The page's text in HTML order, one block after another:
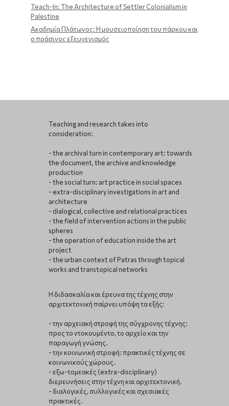
Teach-In: The Architecture of Settler Colonialism in
Palestine
Ακαδημία Πλάτωνος: Η μουσειοποίηση του πάρκου και
ο πράσινος εξευγενισμός
Teaching and research takes into
consideration:
- the archival turn in contemporary art: towards
the document, the archive and knowledge
production
- the social turn: art practice in social spaces
- extra-disciplinary investigations in art and
architecture
- dialogical, collective and relational practices
- the field of intervention actions in the public
spheres
- the operation of education inside the art
project
- the urban context of Patras through topical
works and transtopical networks
Η διδασκαλία και έρευνα της τέχνης στην
αρχιτεκτονική παίρνει υπόψη τα εξής:
- την αρχειακή στροφή της σύγχρονης τέχνης:
προς το ντοκουμέντο, το αρχείο και την
παραγωγή γνώσης.
- την κοινωνική στροφή: πρακτικές τέχνης σε
κοινωνικούς χώρους.
- εξω-τομεακές (extra-disciplinary)
διερευνήσεις στην τέχνη και αρχιτεκτονική.
- διαλογικές, συλλογικές και σχεσιακές
πρακτικές.